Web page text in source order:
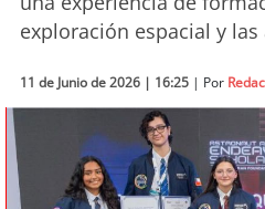
Economía
Deportes
Tecnología
Sostenibilidad
exploración espacial y las
11 de Junio de 2026 | 16:25 | Por